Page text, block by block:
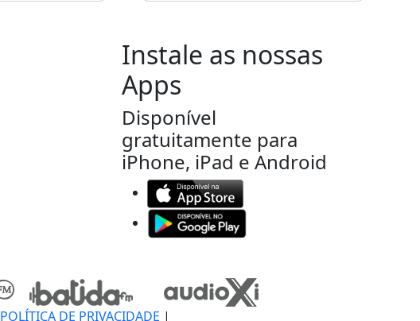
Instale as nossas
Apps
Disponível
gratuitamente para
iPhone, iPad e Android
POLÍTICA DE PRIVACIDADE |